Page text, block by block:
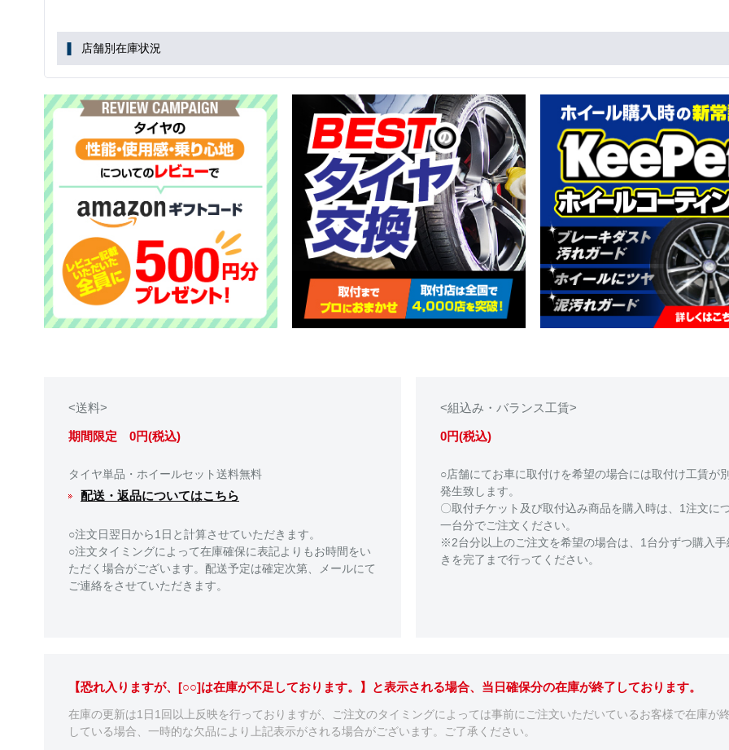
店舗別在庫状況
<送料>
期間限定 0円(税込)
タイヤ単品・ホイールセット送料無料
配送・返品についてはこちら
○注文日翌日から1日と計算させていただきます。
○注文タイミングによって在庫確保に表記よりもお時間をい
ただく場合がございます。配送予定は確定次第、メールにて
ご連絡をさせていただきます。
<組込み・バランス工賃>
0円(税込)
○店舗にてお車に取付けを希望の場合には取付け工賃が
発生致します。
〇取付チケット及び取付込み商品を購入時は、1注文に
一台分でご注文ください。
※2台分以上のご注文を希望の場合は、1台分ずつ購入手
きを完了まで行ってください。
【恐れ入りますが、[○○]は在庫が不足しております。】と表示される場合、当日確保分の在庫が終了しております。
在庫の更新は1日1回以上反映を行っておりますが、ご注文のタイミングによっては事前にご注文いただいているお客様で在庫が
している場合、一時的な欠品により上記表示がされる場合がございます。ご了承ください。